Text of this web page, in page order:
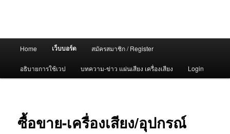
Home เว็บบอร์ด สมัครสมาชิก / Register
อธิบายการใช้เวป บทความ-ข่าว แผ่นเสียง เครื่องเสียง Login
ซื้อขาย-เครื่องเสียง/อุปกรณ์